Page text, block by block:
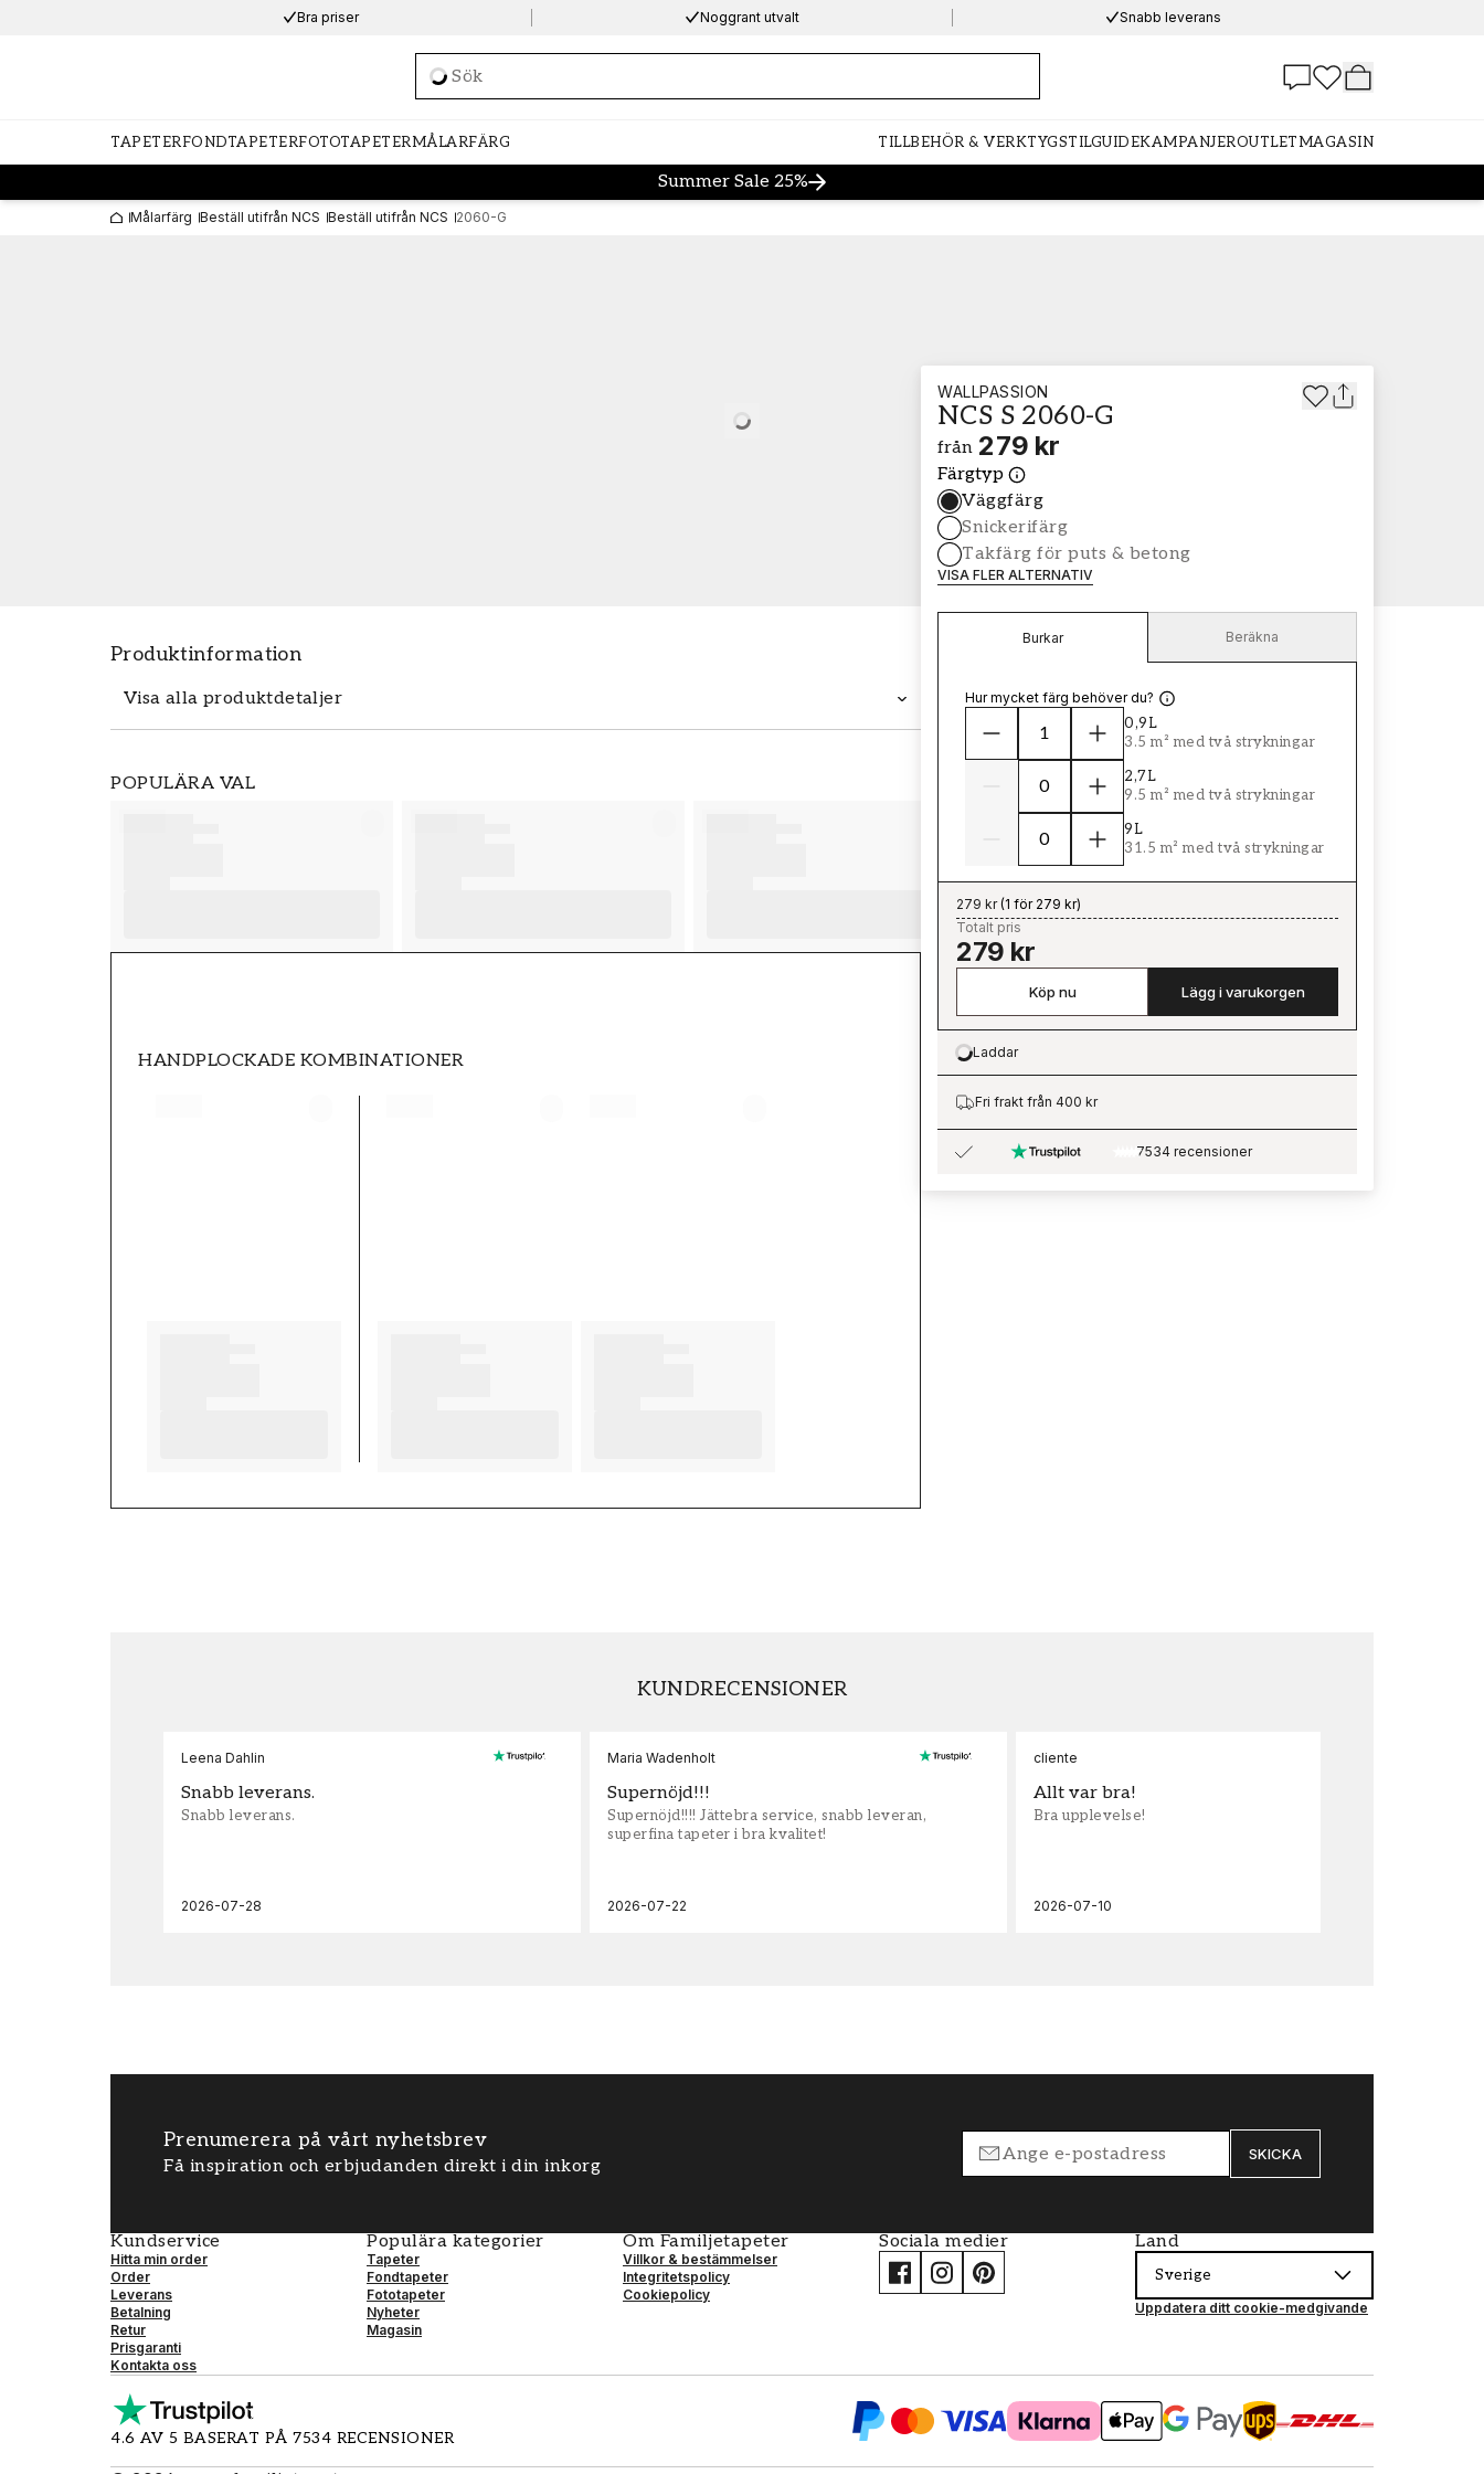
Bra priser Noggrant utvalt Snabb leverans
Loading…
TAPETERFONDTAPETERFOTOTAPETERMÅLARFÄRG TILLBEHÖR & VERKTYGSTILGUIDEKAMPANJEROUTLETMAGASIN
Summer Sale 25%
Målarfärg Beställ utifrån NCS Beställ utifrån NCS 2060-G
Loading…
Produktinformation
Visa alla produktdetaljer
POPULÄRA VAL
HANDPLOCKADE KOMBINATIONER
WALLPASSION
NCS S 2060-G
från 279 kr
Färgtyp
Väggfärg
Snickerifärg
Takfärg för puts & betong
VISA FLER ALTERNATIV
Burkar Beräkna
Hur mycket färg behöver du?
0,9L
3.5 m² med två strykningar
2,7L
9.5 m² med två strykningar
9L
31.5 m² med två strykningar
279 kr(1 för 279 kr)
Totalt pris
279 kr
Köp nu Lägg i varukorgen
Loading…
Laddar
Fri frakt från 400 kr
7534 recensioner
KUNDRECENSIONER
Leena Dahlin
Snabb leverans.
Snabb leverans.
2026-07-28
Maria Wadenholt
Supernöjd!!!
Supernöjd!!!! Jättebra service, snabb leveran,
superfina tapeter i bra kvalitet!
2026-07-22
cliente
Allt var bra!
Bra upplevelse!
2026-07-10
Prenumerera på vårt nyhetsbrev
Få inspiration och erbjudanden direkt i din inkorg
SKICKA
Kundservice
Hitta min order
Order
Leverans
Betalning
Retur
Prisgaranti
Kontakta oss
Populära kategorier
Tapeter
Fondtapeter
Fototapeter
Nyheter
Magasin
Om Familjetapeter
Villkor & bestämmelser
Integritetspolicy
Cookiepolicy
Sociala medier Land
Sverige
Uppdatera ditt cookie-medgivande
4.6 AV 5 BASERAT PÅ 7534 RECENSIONER